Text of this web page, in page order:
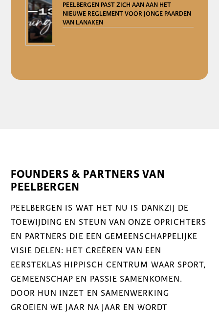
PEELBERGEN PAST ZICH AAN AAN HET
NIEUWE REGLEMENT VOOR JONGE PAARDEN
VAN LANAKEN
FOUNDERS & PARTNERS VAN
PEELBERGEN
PEELBERGEN IS WAT HET NU IS DANKZIJ DE
TOEWIJDING EN STEUN VAN ONZE OPRICHTERS
EN PARTNERS DIE EEN GEMEENSCHAPPELIJKE
VISIE DELEN: HET CREËREN VAN EEN
EERSTEKLAS HIPPISCH CENTRUM WAAR SPORT,
GEMEENSCHAP EN PASSIE SAMENKOMEN.
DOOR HUN INZET EN SAMENWERKING
GROEIEN WE JAAR NA JAAR EN WORDT